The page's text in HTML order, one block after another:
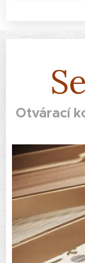
Otvárací